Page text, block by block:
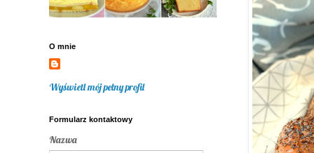
O mnie
Wyświetl mój pełny profil
Formularz kontaktowy
Nazwa